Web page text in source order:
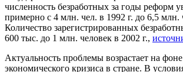
численность безработных за годы реформ
примерно с 4 млн. чел. в 1992 г. до 6,5 млн.
Количество зарегистрированных
600 тыс. до 1 млн. человек в 2002 г.,
Актуальность проблемы возрастает на
экономического кризиса в стране. В